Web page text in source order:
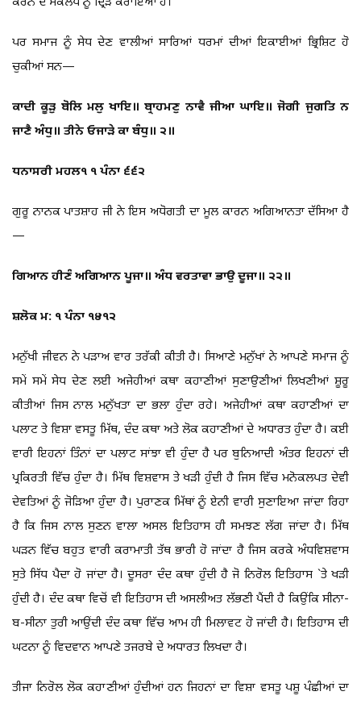
ਪਰ ਸਮਾਜ ਨੂੰ ਸੇਧ ਦੇਣ ਵਾਲੀਆਂ ਸਾਰਿਆਂ ਧਰਮਾਂ ਦੀਆਂ ਇਕਾਈਆਂ ਭ੍ਰਿਸ਼ਿਟ ਹੋ
ਚੁਕੀਆਂ ਸਨ—
ਕਾਦੀ ਕੂੜੁ ਬੋਲਿ ਮਲੁ ਖਾਇ॥ ਬ੍ਰਾਹਮਣੁ ਨਾਵੈ ਜੀਆ ਘਾਇ॥ ਜੋਗੀ ਜੁਗਤਿ ਨ
ਜਾਣੈ ਅੰਧੁ॥ ਤੀਨੇ ਓਜਾੜੇ ਕਾ ਬੰਧੁ॥ ੨॥
ਧਨਾਸਰੀ ਮਹਲ੧ ੧ ਪੰਨਾ ੬੬੨
ਗੁਰੂ ਨਾਨਕ ਪਾਤਸ਼ਾਹ ਜੀ ਨੇ ਇਸ ਅਧੋਗਤੀ ਦਾ ਮੂਲ ਕਾਰਨ ਅਗਿਆਨਤਾ ਦੱਸਿਆ ਹੈ
—
ਗਿਆਨ ਹੀਣੰ ਅਗਿਆਨ ਪੂਜਾ॥ ਅੰਧ ਵਰਤਾਵਾ ਭਾਉ ਦੂਜਾ॥ ੨੨॥
ਸ਼ਲੋਕ ਮ: ੧ ਪੰਨਾ ੧੪੧੨
ਮਨੁੱਖੀ ਜੀਵਨ ਨੇ ਪੜਾਅ ਵਾਰ ਤਰੱਕੀ ਕੀਤੀ ਹੈ। ਸਿਆਣੇ ਮਨੁੱਖਾਂ ਨੇ ਆਪਣੇ ਸਮਾਜ ਨੂੰ
ਸਮੇਂ ਸਮੇਂ ਸੇਧ ਦੇਣ ਲਈ ਅਜੇਹੀਆਂ ਕਥਾ ਕਹਾਣੀਆਂ ਸੁਣਾਉਣੀਆਂ ਲਿਖਣੀਆਂ ਸ਼ੂਰੂ
ਕੀਤੀਆਂ ਜਿਸ ਨਾਲ ਮਨੁੱਖਤਾ ਦਾ ਭਲਾ ਹੁੰਦਾ ਰਹੇ। ਅਜੇਹੀਆਂ ਕਥਾ ਕਹਾਣੀਆਂ ਦਾ
ਪਲਾਟ ਤੇ ਵਿਸ਼ਾ ਵਸਤੂ ਮਿੱਥ, ਦੰਦ ਕਥਾ ਅਤੇ ਲੋਕ ਕਹਾਣੀਆਂ ਦੇ ਅਧਾਰਤ ਹੁੰਦਾ ਹੈ। ਕਈ
ਵਾਰੀ ਇਹਨਾਂ ਤਿੰਨਾਂ ਦਾ ਪਲਾਟ ਸਾਂਝਾ ਵੀ ਹੁੰਦਾ ਹੈ ਪਰ ਬੁਨਿਆਦੀ ਅੰਤਰ ਇਹਨਾਂ ਦੀ
ਪ੍ਰਕਿਰਤੀ ਵਿੱਚ ਹੁੰਦਾ ਹੈ। ਮਿੱਥ ਵਿਸ਼ਵਾਸ ਤੇ ਖੜੀ ਹੁੰਦੀ ਹੈ ਜਿਸ ਵਿੱਚ ਮਨੋਕਲਪਤ ਦੇਵੀ
ਦੇਵਤਿਆਂ ਨੂੰ ਜੋੜਿਆ ਹੁੰਦਾ ਹੈ। ਪੁਰਾਣਕ ਮਿੱਥਾਂ ਨੂੰ ਏਨੀ ਵਾਰੀ ਸੁਣਾਇਆ ਜਾਂਦਾ ਰਿਹਾ
ਹੈ ਕਿ ਜਿਸ ਨਾਲ ਸੁਣਨ ਵਾਲਾ ਅਸਲ ਇਤਿਹਾਸ ਹੀ ਸਮਝਣ ਲੱਗ ਜਾਂਦਾ ਹੈ। ਮਿੱਥ
ਘੜਨ ਵਿੱਚ ਬਹੁਤ ਵਾਰੀ ਕਰਾਮਾਤੀ ਤੱਥ ਭਾਰੀ ਹੋ ਜਾਂਦਾ ਹੈ ਜਿਸ ਕਰਕੇ ਅੰਧਵਿਸ਼ਵਾਸ
ਸੁਤੇ ਸਿੱਧ ਪੈਦਾ ਹੋ ਜਾਂਦਾ ਹੈ। ਦੂਸਰਾ ਦੰਦ ਕਥਾ ਹੁੰਦੀ ਹੈ ਜੋ ਨਿਰੋਲ ਇਤਿਹਾਸ `ਤੇ ਖੜੀ
ਹੁੰਦੀ ਹੈ। ਦੰਦ ਕਥਾ ਵਿਚੋਂ ਵੀ ਇਤਿਹਾਸ ਦੀ ਅਸਲੀਅਤ ਲੱਭਣੀ ਪੈਂਦੀ ਹੈ ਕਿਉਂਕਿ ਸੀਨਾ-
ਬ-ਸੀਨਾ ਤੁਰੀ ਆਉਂਦੀ ਦੰਦ ਕਥਾ ਵਿੱਚ ਆਮ ਹੀ ਮਿਲਾਵਟ ਹੋ ਜਾਂਦੀ ਹੈ। ਇਤਿਹਾਸ ਦੀ
ਘਟਨਾ ਨੂੰ ਵਿਦਵਾਨ ਆਪਣੇ ਤਜਰਬੇ ਦੇ ਅਧਾਰਤ ਲਿਖਦਾ ਹੈ।
ਤੀਜਾ ਨਿਰੋਲ ਲੋਕ ਕਹਾਣੀਆਂ ਹੁੰਦੀਆਂ ਹਨ ਜਿਹਨਾਂ ਦਾ ਵਿਸ਼ਾ ਵਸਤੂ ਪਸ਼ੂ ਪੰਛੀਆਂ ਦਾ